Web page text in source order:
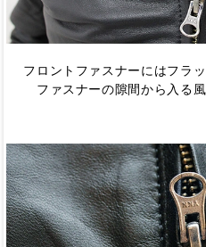
フロントファスナーにはフラ
ファスナーの隙間から入る